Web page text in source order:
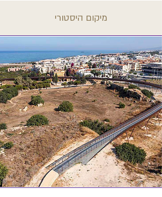
מיקום היסטורי